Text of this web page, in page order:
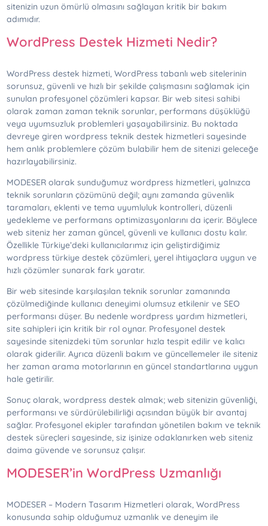
sitenizin uzun ömürlü olmasını sağlayan kritik bir bakım
adımıdır.
WordPress Destek Hizmeti Nedir?
WordPress destek hizmeti, WordPress tabanlı web sitelerinin
sorunsuz, güvenli ve hızlı bir şekilde çalışmasını sağlamak için
sunulan profesyonel çözümleri kapsar. Bir web sitesi sahibi
olarak zaman zaman teknik sorunlar, performans düşüklüğü
veya uyumsuzluk problemleri yaşayabilirsiniz. Bu noktada
devreye giren wordpress teknik destek hizmetleri sayesinde
hem anlık problemlere çözüm bulabilir hem de sitenizi geleceğe
hazırlayabilirsiniz.
MODESER olarak sunduğumuz wordpress hizmetleri, yalnızca
teknik sorunların çözümünü değil; aynı zamanda güvenlik
taramaları, eklenti ve tema uyumluluk kontrolleri, düzenli
yedekleme ve performans optimizasyonlarını da içerir. Böylece
web siteniz her zaman güncel, güvenli ve kullanıcı dostu kalır.
Özellikle Türkiye’deki kullanıcılarımız için geliştirdiğimiz
wordpress türkiye destek çözümleri, yerel ihtiyaçlara uygun ve
hızlı çözümler sunarak fark yaratır.
Bir web sitesinde karşılaşılan teknik sorunlar zamanında
çözülmediğinde kullanıcı deneyimi olumsuz etkilenir ve SEO
performansı düşer. Bu nedenle wordpress yardım hizmetleri,
site sahipleri için kritik bir rol oynar. Profesyonel destek
sayesinde sitenizdeki tüm sorunlar hızla tespit edilir ve kalıcı
olarak giderilir. Ayrıca düzenli bakım ve güncellemeler ile siteniz
her zaman arama motorlarının en güncel standartlarına uygun
hale getirilir.
Sonuç olarak, wordpress destek almak; web sitenizin güvenliği,
performansı ve sürdürülebilirliği açısından büyük bir avantaj
sağlar. Profesyonel ekipler tarafından yönetilen bakım ve teknik
destek süreçleri sayesinde, siz işinize odaklanırken web siteniz
daima güvende ve sorunsuz çalışır.
MODESER’in WordPress Uzmanlığı
MODESER – Modern Tasarım Hizmetleri olarak, WordPress
konusunda sahip olduğumuz uzmanlık ve deneyim ile